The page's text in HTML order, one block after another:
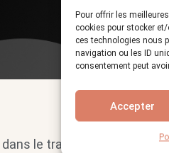
Pour offrir les
cookies pour stocker
ces technologies nous
navigation ou les ID
consentement peut
Accepter
le travail des